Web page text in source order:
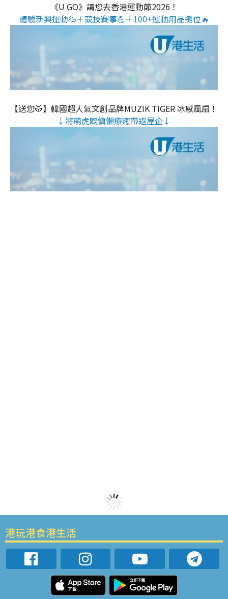
《U GO》請您去香港運動節2026！
體驗新興運動💦＋競技賽事💪＋100+運動用品攤位🔥
【送您🐯】韓國超人氣文創品牌MUZIK TIGER 冰感風扇！
↓將萌虎嘅慵懶療癒帶返屋企↓
港玩港食港生活